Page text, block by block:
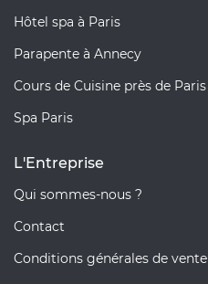
Hôtel spa à Paris
Parapente à Annecy
Cours de Cuisine près de Paris
Spa Paris
L'Entreprise
Qui sommes-nous ?
Contact
Conditions générales de vente